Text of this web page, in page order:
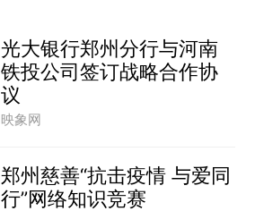
光大银行郑州分行与河南
铁投公司签订战略合作协
议
映象网
郑州慈善“抗击疫情 与爱同
行”网络知识竞赛